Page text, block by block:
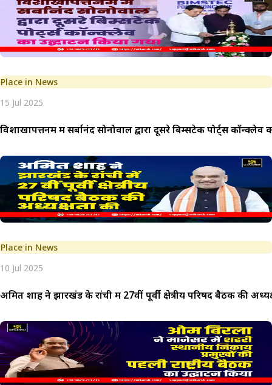
Place in News
15 Jul 2025
विशाखापत्तनम में सर्बानंद सोनोवाल द्वारा दूसरे बिम्सटेक पोर्ट्स कॉन्क्लेव
Place in News
10 Jul 2025
अमित शाह ने झारखंड के रांची में 27वीं पूर्वी क्षेत्रीय परिषद बैठक की